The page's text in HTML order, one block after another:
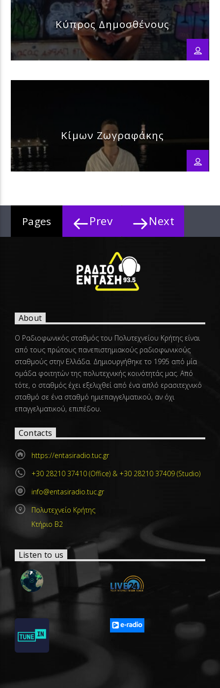
Κύπρος Δημοσθένους
Κίμων Ζωγραφάκης
Pages Prev Next
About
Ο Ραδιοφωνικός σταθμός του Πολυτεχνείου Κρήτης είναι
από τους πρώτους πανεπιστημιακούς ραδιοφωνικούς
σταθμούς στην Ελλάδα. Δημιουργήθηκε το 1995 από μία
ομάδα φοιτητών της πολυτεχνικής κοινότητάς μας. Από
τότε, ο σταθμός έχει εξελιχθεί από ένα απλό ερασιτεχνικό
σταθμό σε ένα σταθμό ημιεπαγγελματικού, αν όχι
επαγγελματικού, επιπέδου.
Contacts
https://entasiradio.tuc.gr
+30 28210 37410 (Office) & +30 28210 37409 (Studio)
info@entasiradio.tuc.gr
Πολυτεχνείο Κρήτης
Κτήριο Β2
Listen to us